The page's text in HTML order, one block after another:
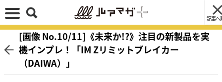
記事へ
[画像 No.10/11]《未来か!?》注目の新製品を実
機インプレ！「IM Zリミットブレイカー
（DAIWA）」